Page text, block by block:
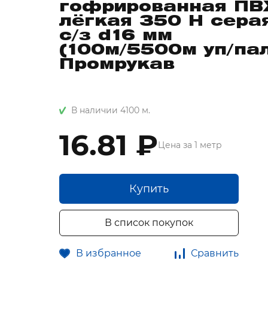
гофрированная
лёгкая 350 Н
с/з d16 мм
(100м/5500м уп/
Промрукав
В наличии 4100 м.
16.81 ₽Цена за 1 метр
Купить
В список покупок
В избранное Сравнить